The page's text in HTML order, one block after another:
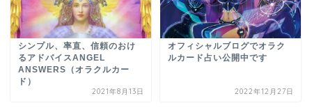
シンプル、率直、信頼のおけ
るアドバイスANGEL
ANSWERS（オラクルカー
ド）
2021年8月13日
オフィシャルブログでオラク
ルカード占い公開中です
2022年12月27日